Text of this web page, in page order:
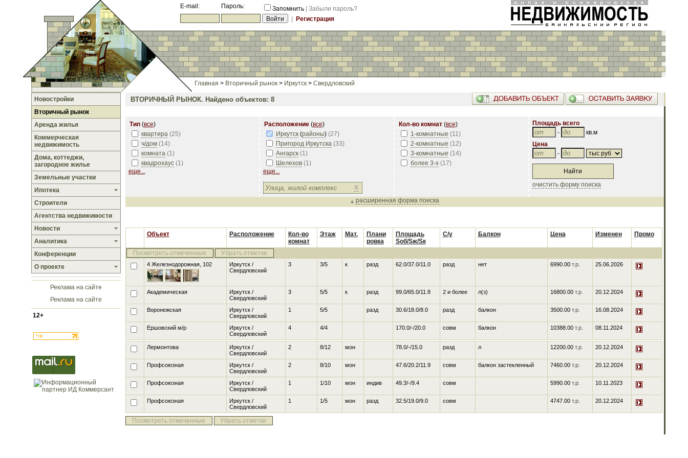
E-mail: Пароль: Запомнить
Забыли пароль?
Регистрация
Главная > Вторичный рынок> Иркутск> Свердловский
Новостройки
Вторичный рынок
Аренда жилья
Коммерческая
недвижимость
Дома, коттеджи,
загородное жилье
Земельные участки
Ипотека
Строители
Агентства недвижимости
Новости
Аналитика
Конференции
О проекте
Реклама на сайте
Реклама на сайте
12+
ВТОРИЧНЫЙ РЫНОК. Найдено объектов: 8
Тип(все)
квартира (25)
ч/дом (14)
комната (1)
квадрохаус (1)
еще...
Расположение(все)
Иркутск (районы) (27)
Пригород Иркутска (33)
Ангарск (1)
Шелехов (1)
еще...
X
Кол-во комнат(все)
1-комнатные (11)
2-комнатные (12)
3-комнатные (14)
более 3-х (17)
Площадь всего
-
кв.м
Цена
-
очистить форму поиска
расширенная форма поиска
Объект Расположение
Кол-во
комнат
Этаж Мат.
Плани
ровка
Площадь
Sоб/Sж/Sк
С/у Балкон Цена Изменен Промо
Посмотреть отмеченные Убрать отметки
4 Железнодорожная, 102
Иркутск /
Свердловский
3 3/5 к разд 62.0/37.0/11.0 разд нет 6990.00 т.р. 25.06.2026
Академическая
Иркутск /
Свердловский
3 5/5 к разд 99.0/65.0/11.8 2 и более л(з) 16800.00 т.р. 20.12.2024
Воронежская
Иркутск /
Свердловский
1 5/5 разд 30.6/18.0/8.0 разд балкон 3500.00 т.р. 16.08.2024
Ершовский м/р
Иркутск /
Свердловский
4 4/4 170.0/-/20.0 совм балкон 10388.00 т.р. 08.11.2024
Лермонтова
Иркутск /
Свердловский
2 8/12 мон 78.0/-/15.0 разд л 12200.00 т.р. 20.12.2024
Профсоюзная
Иркутск /
Свердловский
2 8/10 мон 47.6/20.2/11.9 совм балкон застекленный 7460.00 т.р. 20.12.2024
Профсоюзная
Иркутск /
Свердловский
1 1/10 мон индив 49.3/-/9.4 совм 5990.00 т.р. 10.11.2023
Профсоюзная
Иркутск /
Свердловский
1 1/5 мон разд 32.5/19.0/9.0 совм 4747.00 т.р. 20.12.2024
Посмотреть отмеченные Убрать отметки